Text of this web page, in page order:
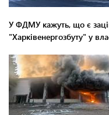
У ФДМУ кажуть, що є
"Харківенергозбуту" у